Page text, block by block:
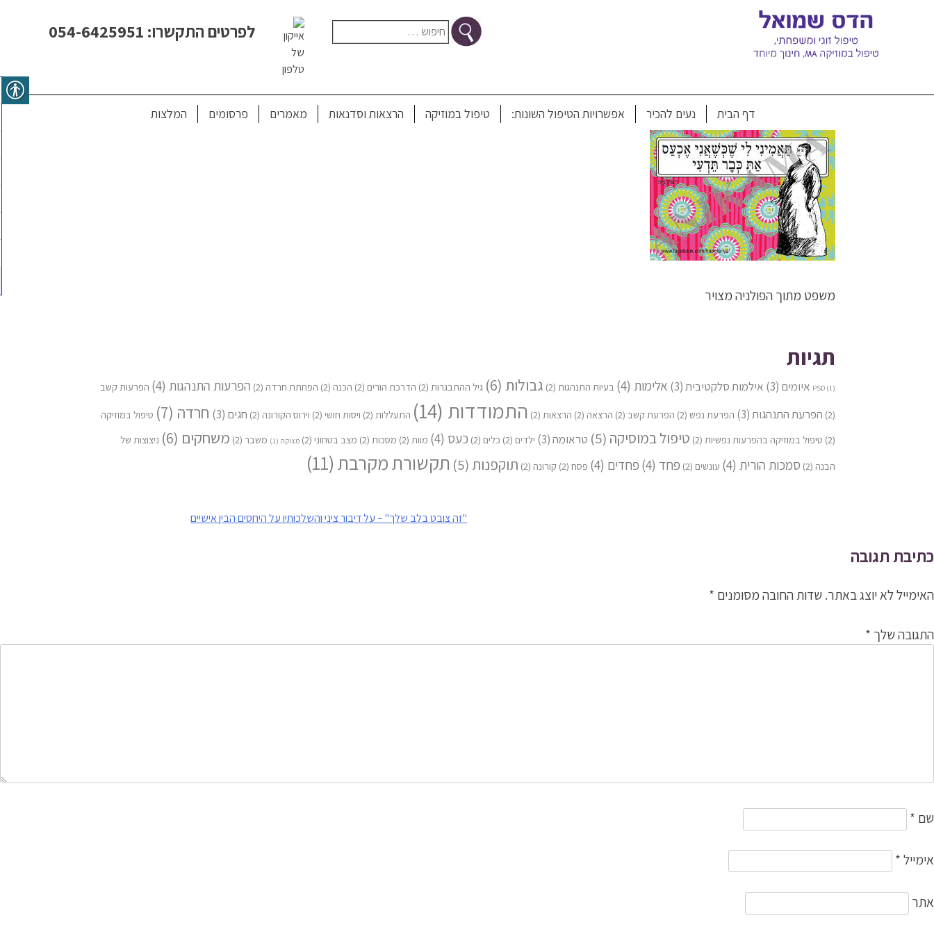
לפרטים התקשרו: 054-6425951 חיפוש:
דף הבית נעים להכיר אפשרויות הטיפול השונות: טיפול במוזיקה הרצאות וסדנאות מאמרים פרסומים המלצות
משפט מתוך הפולניה מצויר
תגיות
PSD (1) איומים (3) אילמות סלקטיבית(3) אלימות (4) בעיות התנהגות (2) גבולות (6) גיל ההתבגרות (2) הדרכת הורים (2) הכנה (2) הפחתת חרדה (2) הפרעות התנהגות (4) הפרעות קשב
(2) הפרעת התנהגות(3) הפרעת נפש (2) הפרעת קשב (2) הרצאה (2) הרצאות (2) התמודדות (14) התעללות (2) ויסות חושי (2) וירוס הקורונה (2) חגים (3) חרדה (7)
טיפול במוזיקה
(2)
טיפול במוזיקה בהפרעות נפשיות (2) טיפול במוסיקה (5) טראומה(3) ילדים (2) כלים (2) כעס (4) מוות (2) מסכות (2) מצב בטחוני (2) מצוקה (1) משבר (2) משחקים (6)
ניצוצות של
הבנה (2) סמכות הורית (4) עונשים (2) פחד (4) פחדים (4) פסח (2) קורונה (2) תוקפנות (5) תקשורת מקרבת(11)
"זה צובט בלב שלך" – על דיבור ציני והשלכותיו על היחסים הבין אישיים
כתיבת תגובה
האימייל לא יוצג באתר.שדות החובה מסומנים *
התגובה שלך *
שם *
אימייל*
אתר